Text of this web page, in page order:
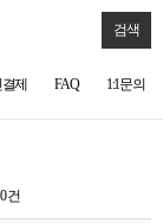
검색
제 FAQ 1:1문의
0건